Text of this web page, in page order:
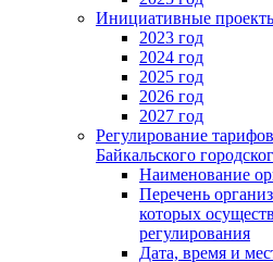
Инициативные
2023 год
2024 год
2025 год
2026 год
2027 год
Регулирование
Байкальского
Наименование
Перечень
которых
регулирования
Дата, время и